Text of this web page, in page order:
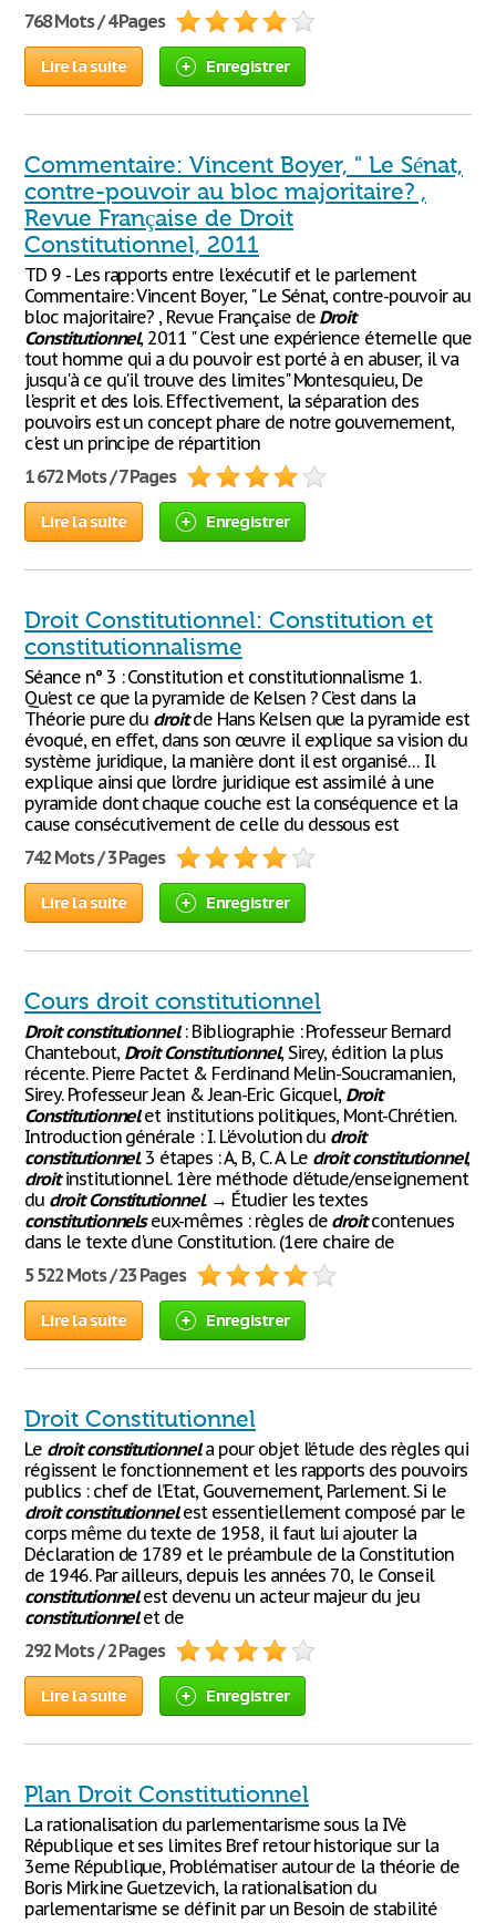
768 Mots / 4 Pages
Lire la suite Enregistrer
Commentaire: Vincent Boyer, " Le Sénat,
contre-pouvoir au bloc majoritaire? ,
Revue Française de Droit
Constitutionnel, 2011
TD 9 - Les rapports entre l'exécutif et le parlement
Commentaire: Vincent Boyer, " Le Sénat, contre-pouvoir au
bloc majoritaire? , Revue Française de Droit
Constitutionnel, 2011 " C'est une expérience éternelle que
tout homme qui a du pouvoir est porté à en abuser, il va
jusqu'à ce qu'il trouve des limites" Montesquieu, De
l'esprit et des lois. Effectivement, la séparation des
pouvoirs est un concept phare de notre gouvernement,
c'est un principe de répartition
1 672 Mots / 7 Pages
Lire la suite Enregistrer
Droit Constitutionnel: Constitution et
constitutionnalisme
Séance n° 3 : Constitution et constitutionnalisme 1.
Qu’est ce que la pyramide de Kelsen ? C’est dans la
Théorie pure du droitde Hans Kelsen que la pyramide est
évoqué, en effet, dans son œuvre il explique sa vision du
système juridique, la manière dont il est organisé… Il
explique ainsi que l’ordre juridique est assimilé à une
pyramide dont chaque couche est la conséquence et la
cause consécutivement de celle du dessous est
742 Mots / 3 Pages
Lire la suite Enregistrer
Cours droit constitutionnel
Droit constitutionnel: Bibliographie : Professeur Bernard
Chantebout, Droit Constitutionnel, Sirey, édition la plus
récente. Pierre Pactet & Ferdinand Melin-Soucramanien,
Sirey. Professeur Jean & Jean-Eric Gicquel, Droit
Constitutionnelet institutions politiques, Mont-Chrétien.
Introduction générale : I. L'évolution du droit
constitutionnel. 3 étapes : A, B, C. A. Le droit constitutionnel,
droitinstitutionnel. 1ère méthode d'étude/enseignement
du droit Constitutionnel. → Étudier les textes
constitutionnelseux-mêmes : règles de droitcontenues
dans le texte d'une Constitution. (1ere chaire de
5 522 Mots / 23 Pages
Lire la suite Enregistrer
Droit Constitutionnel
Le droit constitutionnela pour objet l’étude des règles qui
régissent le fonctionnement et les rapports des pouvoirs
publics : chef de l’Etat, Gouvernement, Parlement. Si le
droit constitutionnelest essentiellement composé par le
corps même du texte de 1958, il faut lui ajouter la
Déclaration de 1789 et le préambule de la Constitution
de 1946. Par ailleurs, depuis les années 70, le Conseil
constitutionnelest devenu un acteur majeur du jeu
constitutionnelet de
292 Mots / 2 Pages
Lire la suite Enregistrer
Plan Droit Constitutionnel
La rationalisation du parlementarisme sous la IVè
République et ses limites Bref retour historique sur la
3eme République, Problématiser autour de la théorie de
Boris Mirkine Guetzevich, la rationalisation du
parlementarisme se définit par un Besoin de stabilité